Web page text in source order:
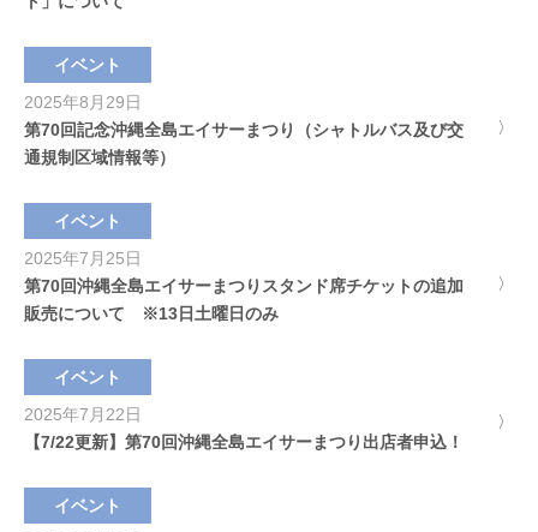
イベント
2025年8月29日
第70回記念沖縄全島エイサーまつり（シャトルバス及び交
通規制区域情報等）
イベント
2025年7月25日
第70回沖縄全島エイサーまつりスタンド席チケットの追加
販売について ※13日土曜日のみ
イベント
2025年7月22日
【7/22更新】第70回沖縄全島エイサーまつり出店者申込！
イベント